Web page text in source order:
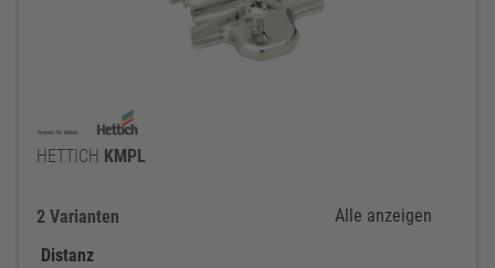
HETTICH KMPL
2 Varianten
Alle anzeigen
Distanz